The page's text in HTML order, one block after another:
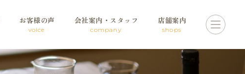
お客様の声
voice
会社案内・スタッフ
company
店舗案内
shops